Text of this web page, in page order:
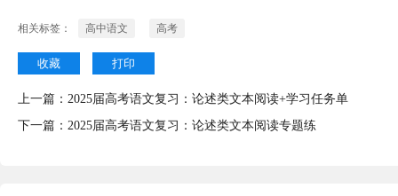
相关标签： 高中语文 高考
收藏 打印
上一篇： 2025届高考语文复习：论述类文本阅读+学习任务单
下一篇： 2025届高考语文复习：论述类文本阅读专题练